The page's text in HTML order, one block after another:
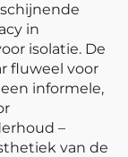
in
isolatie. De
fluweel voor
informele,
–
van de